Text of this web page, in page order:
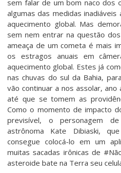
sem falar de um bom naco dos
algumas das medidas
aquecimento global. Mas
sem nem entrar na questão
ameaça de um cometa é mais
os estragos anuais em
aquecimento global. Estes já
nas chuvas do sul da Bahia,
vão continuar a nos assolar,
até que se tomem as
Como o momento de impacto
previsível, o personagem
astrônoma Kate Dibiaski,
consegue colocá-lo em um
muitas sacadas irônicas de
asteroide bate na Terra seu